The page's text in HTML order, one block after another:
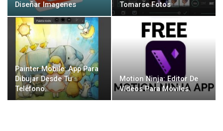
Diseñar Imagenes
Tomarse Fotos
Painter Mobile: App Para
Dibujar Desde Tu
Teléfono.
Motion Ninja: Editor De
Vídeos Para Móviles.